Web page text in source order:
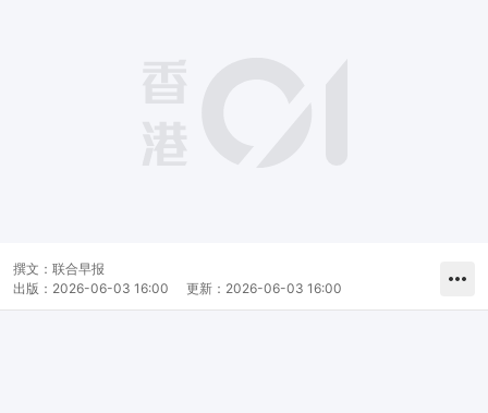
撰文： 联合早报
出版： 2026-06-03 16:00 更新： 2026-06-03 16:00